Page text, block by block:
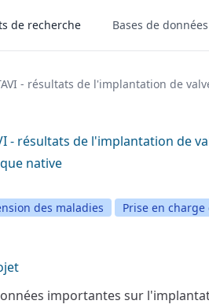
de recherche Bases de données
- résultats de l'implantation de
- résultats de l'implantation de
native
des maladies
Prise en
importantes sur